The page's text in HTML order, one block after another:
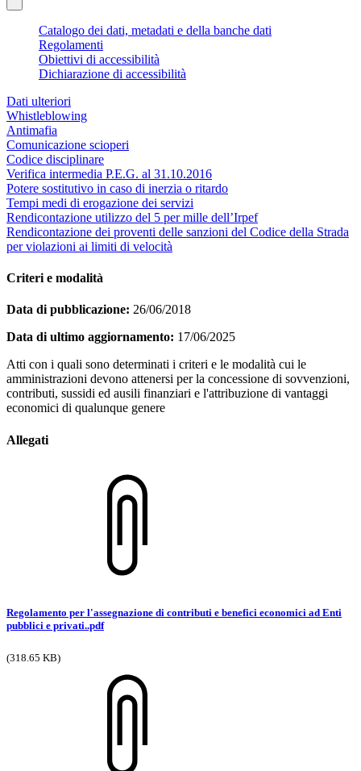
Catalogo dei dati, metadati e della banche dati
Regolamenti
Obiettivi di accessibilità
Dichiarazione di accessibilità
Dati ulteriori
Whistleblowing
Antimafia
Comunicazione scioperi
Codice disciplinare
Verifica intermedia P.E.G. al 31.10.2016
Potere sostitutivo in caso di inerzia o ritardo
Tempi medi di erogazione dei servizi
Rendicontazione utilizzo del 5 per mille dell’Irpef
Rendicontazione dei proventi delle sanzioni del Codice della Strada
per violazioni ai limiti di velocità
Criteri e modalità
Data di pubblicazione: 26/06/2018
Data di ultimo aggiornamento: 17/06/2025
Atti con i quali sono determinati i criteri e le modalità cui le
amministrazioni devono attenersi per la concessione di sovvenzioni,
contributi, sussidi ed ausili finanziari e l'attribuzione di vantaggi
economici di qualunque genere
Allegati
Regolamento per l'assegnazione di contributi e benefici economici ad Enti
pubblici e privati..pdf
(318.65 KB)